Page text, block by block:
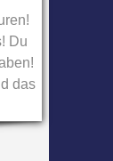
Du
das